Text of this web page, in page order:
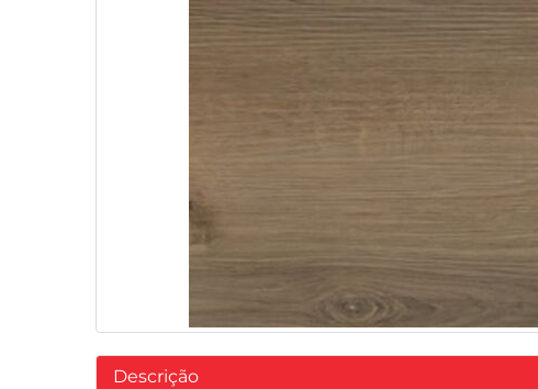
Descrição